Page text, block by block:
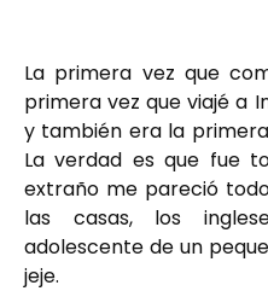
La primera vez que
primera vez que viajé a
y también era la
La verdad es que fue
extraño me pareció
las casas, los
adolescente de un
jeje.